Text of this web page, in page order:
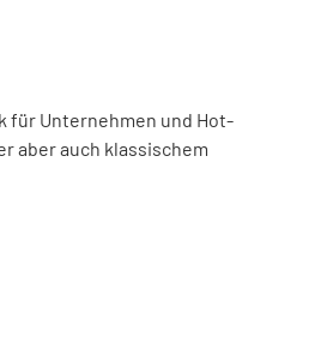
für Unternehmen und Hot-
aber auch klassischem